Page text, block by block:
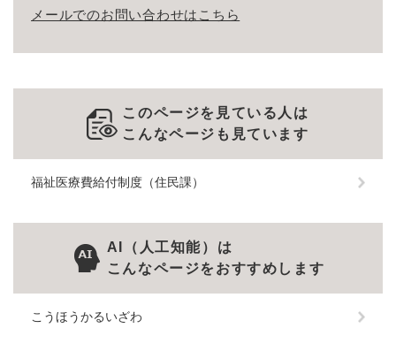
メールでのお問い合わせはこちら
このページを見ている人は
こんなページも見ています
福祉医療費給付制度（住民課）
AI（人工知能）は
こんなページをおすすめします
こうほうかるいざわ